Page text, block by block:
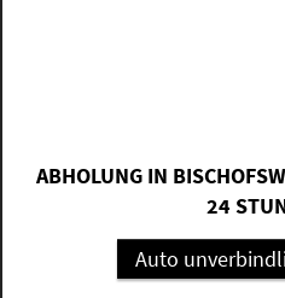
ABHOLUNG IN
24
Auto